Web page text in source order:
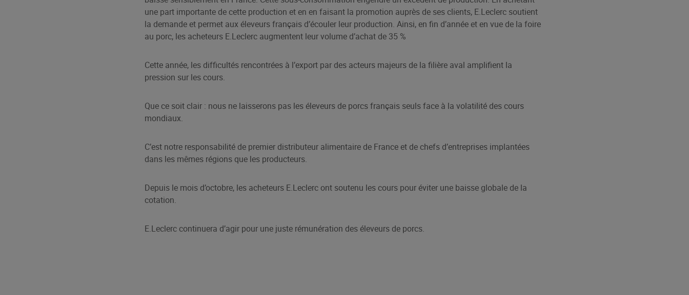
une part importante de cette production et en en faisant la promotion auprès de ses clients, E.Leclerc soutient
la demande et permet aux éleveurs français d’écouler leur production. Ainsi, en fin d’année et en vue de la foire
au porc, les acheteurs E.Leclerc augmentent leur volume d’achat de 35 %
Cette année, les difficultés rencontrées à l’export par des acteurs majeurs de la filière aval amplifient la
pression sur les cours.
Que ce soit clair : nous ne laisserons pas les éleveurs de porcs français seuls face à la volatilité des cours
mondiaux.
C’est notre responsabilité de premier distributeur alimentaire de France et de chefs d’entreprises implantées
dans les mêmes régions que les producteurs.
Depuis le mois d’octobre, les acheteurs E.Leclerc ont soutenu les cours pour éviter une baisse globale de la
cotation.
E.Leclerc continuera d’agir pour une juste rémunération des éleveurs de porcs.